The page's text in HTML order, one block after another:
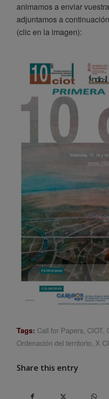
animamos a enviar
adjuntamos a
(clic en la imagen):
Tags: Call for Papers, CIOT,
Ordenación del territorio X
Share this entry